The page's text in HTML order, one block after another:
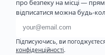
про безпеку на місці —
відписатися можна будь-
Адреса електронної
Підписуючись, ви
конфіденційності.